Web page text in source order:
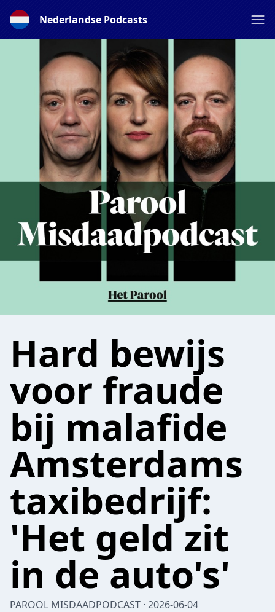
Nederlandse Podcasts
Hard bewijs
voor fraude
bij malafide
Amsterdams
taxibedrijf:
'Het geld zit
in de auto's'
PAROOL MISDAADPODCAST · 2026-06-04